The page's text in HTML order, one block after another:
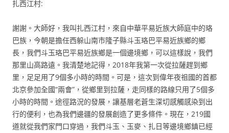
扎西江村:
謝謝。大師好，我叫扎西江村，來自中華平易近族大師庭中的珞
巴族，今朝是擔任西躲山南市隆子縣斗玉珞巴平易近族鄉的鄉
長，我們斗玉珞巴平易近族鄉是一個邊境鄉，可以這樣說，我們
那里山高路遠。我清楚地記得，2018年我第一次從拉薩趕到鄉
里，足足用了9個多小時的時間。可是，這次到偉年夜祖國的首都
北京參加全國“兩會”，從鄉里到拉薩，走同樣的路線只用了5個多
小時的時間。途徑路況的發展，讓基層老蒼生深切感觸感染到出
行的便利，也為我們邊疆的發展創造了更多條件。現在，219國
道就從我們家門口穿過，我們斗玉、玉麥、扎日等邊境鄉鎮已經